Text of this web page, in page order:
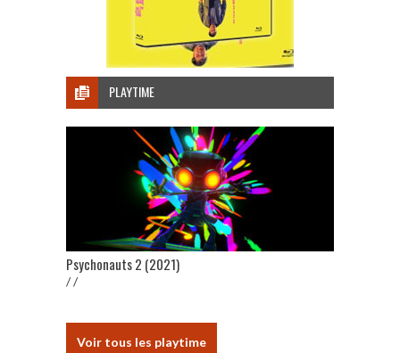
PLAYTIME
Psychonauts 2 (2021)
/ /
Voir tous les playtime